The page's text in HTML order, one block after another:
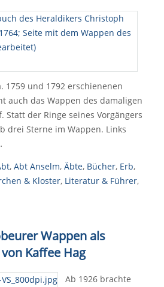
1759 und 1792 erschienenen
auch das Wappen des damaligen
Statt der Ringe seines Vorgängers
drei Sterne im Wappen. Links
, Abt Anselm, Äbte, Bücher, Erb,
& Kloster, Literatur & Führer,
Wappen als
Kaffee Hag
Ab 1926 brachte